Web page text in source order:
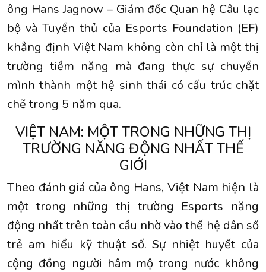
ông Hans Jagnow – Giám đốc Quan hệ Câu lạc
bộ và Tuyển thủ của Esports Foundation (EF)
khẳng định Việt Nam không còn chỉ là một thị
trường tiềm năng mà đang thực sự chuyển
mình thành một hệ sinh thái có cấu trúc chặt
chẽ trong 5 năm qua.
VIỆT NAM: MỘT TRONG NHỮNG THỊ
TRƯỜNG NĂNG ĐỘNG NHẤT THẾ
GIỚI
Theo đánh giá của ông Hans, Việt Nam hiện là
một trong những thị trường Esports năng
động nhất trên toàn cầu nhờ vào thế hệ dân số
trẻ am hiểu kỹ thuật số. Sự nhiệt huyết của
cộng đồng người hâm mộ trong nước không